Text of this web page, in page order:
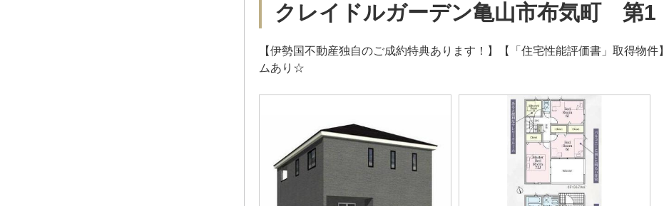
クレイドルガーデン亀山市布気町 第
【伊勢国不動産独自のご成約特典あります！】【「住宅性能評価書」取得物
ムあり☆